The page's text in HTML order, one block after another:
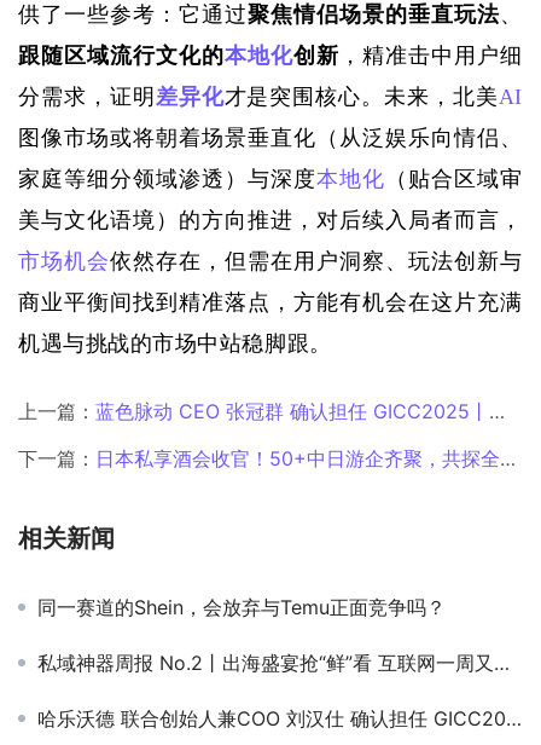
供了一些参考：它通过聚焦情侣场景的垂直玩法、
跟随区域流行文化的本地化创新 ，精准击中用户细
分需求，证明 差异化才是突围核心。未来，北美AI
图像市场或将朝着场景垂直化（从泛娱乐向情侣、
家庭等细分领域渗透）与深度本地化 （贴合区域审
美与文化语境）的方向推进，对后续入局者而言，
市场机会依然存在，但需在用户洞察、玩法创新与
商业平衡间找到精准落点，方能有机会在这片充满
机遇与挑战的市场中站稳脚跟。
上一篇： 蓝色脉动 CEO 张冠群 确认担任 GICC2025丨第六届全球互联网产业CEO大会AIGC出海线上分论坛演讲嘉宾！
下一篇： 日本私享酒会收官！50+中日游企齐聚，共探全球合作无限可能！
相关新闻
同一赛道的Shein，会放弃与Temu正面竞争吗？
私域神器周报 No.2丨出海盛宴抢“鲜”看 互联网一周又有哪些大事
哈乐沃德 联合创始人兼COO 刘汉仕 确认担任 GICC2024 | 第五届全球互联网产业CEO大会主峰会圆桌嘉宾！